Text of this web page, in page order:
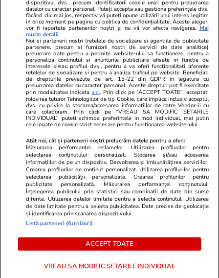
Ringier România
Libertatea pentru
Unica.ro
Program TV
Avantaje
ELLE
Gazeta Sporturilor
Stiri mondene
Calculator sarcina
Ajută Copiii
Locuri de muncă
Imobiliare.ro
Jobradar24
Imoradar24
Colecții Libertatea
Pariază responsabil! Decizia ONJN nr. 821/25.09.2025.
Jocurile de noroc sunt interzise minorilor.
Actualizare preferințe cookies
dispozitivul dvs., precum identificatorii cookie unici pentru prelucrarea
datelor cu caracter personal. Puteți accepta sau gestiona preferințele dvs.
făcând clic mai jos, respectiv vă puteți opune utilizării unui interes legitim
în orice moment pe pagina cu politica de confidențialitate. Aceste alegeri
vor fi raportate partenerilor noștri și nu vă vor afecta navigarea. Mai
multe detalii
Noi si partenerii nostri (retelele de socializare si agentiile de publicitate
partenere, precum si furnizorii nostri de servicii de date analitice)
prelucram date pentru a permite website-ului sa functioneze, pentru a
personaliza continutul si anunturile publicitare afisate in functie de
interesele si/sau profilul dvs., pentru a va oferi functionalitati aferente
retelelor de socializare si pentru a analiza traficul pe website. Beneficiati
de drepturile prevazute de art. 15-22 din GDPR in legatura cu
prelucrarea datelor cu caracter personal. Aceste drepturi pot fi exercitate
prin modalitatea indicataaici. Prin click pe “ACCEPT TOATE”, acceptati
folosirea tuturor Tehnologiilor de tip Cookie, care implica inclusiv acceptul
dvs. cu privire la stocarea/accesarea informatiilor de catre Vendor-ii cu
care colaboram. Prin click pe “VREAU SA MODIFIC SETARILE
INDIVIDUAL” puteti schimba preferintele in mod individual, mai putin
cele legate de cookie strict necesare pentru functionarea website-ului.
Atât noi, cât și partenerii noștri prelucrăm datele pentru a oferi:
Măsurarea performanței reclamelor. Utilizarea profilurilor pentru
selectarea conținutului personalizat. Stocarea și/sau accesarea
informațiilor de pe un dispozitiv. Dezvoltarea și îmbunătățirea serviciilor.
Crearea profilurilor de conținut personalizat. Utilizarea profilurilor pentru
selectarea publicității personalizate. Crearea profilurilor pentru
publicitate personalizată. Măsurarea performanței conținutului.
Înțelegerea publicului prin statistici sau combinații de date din surse
diferite. Utilizarea datelor limitate pentru a selecta conținutul. Utilizarea
de date limitate pentru a selecta publicitatea. Date precise de geolocație
și identificarea prin scanarea dispozitivului.
Listă parteneri (furnizori)
ACCEPT TOATE
VREAU SA MODIFIC SETARILE INDIVIDUAL